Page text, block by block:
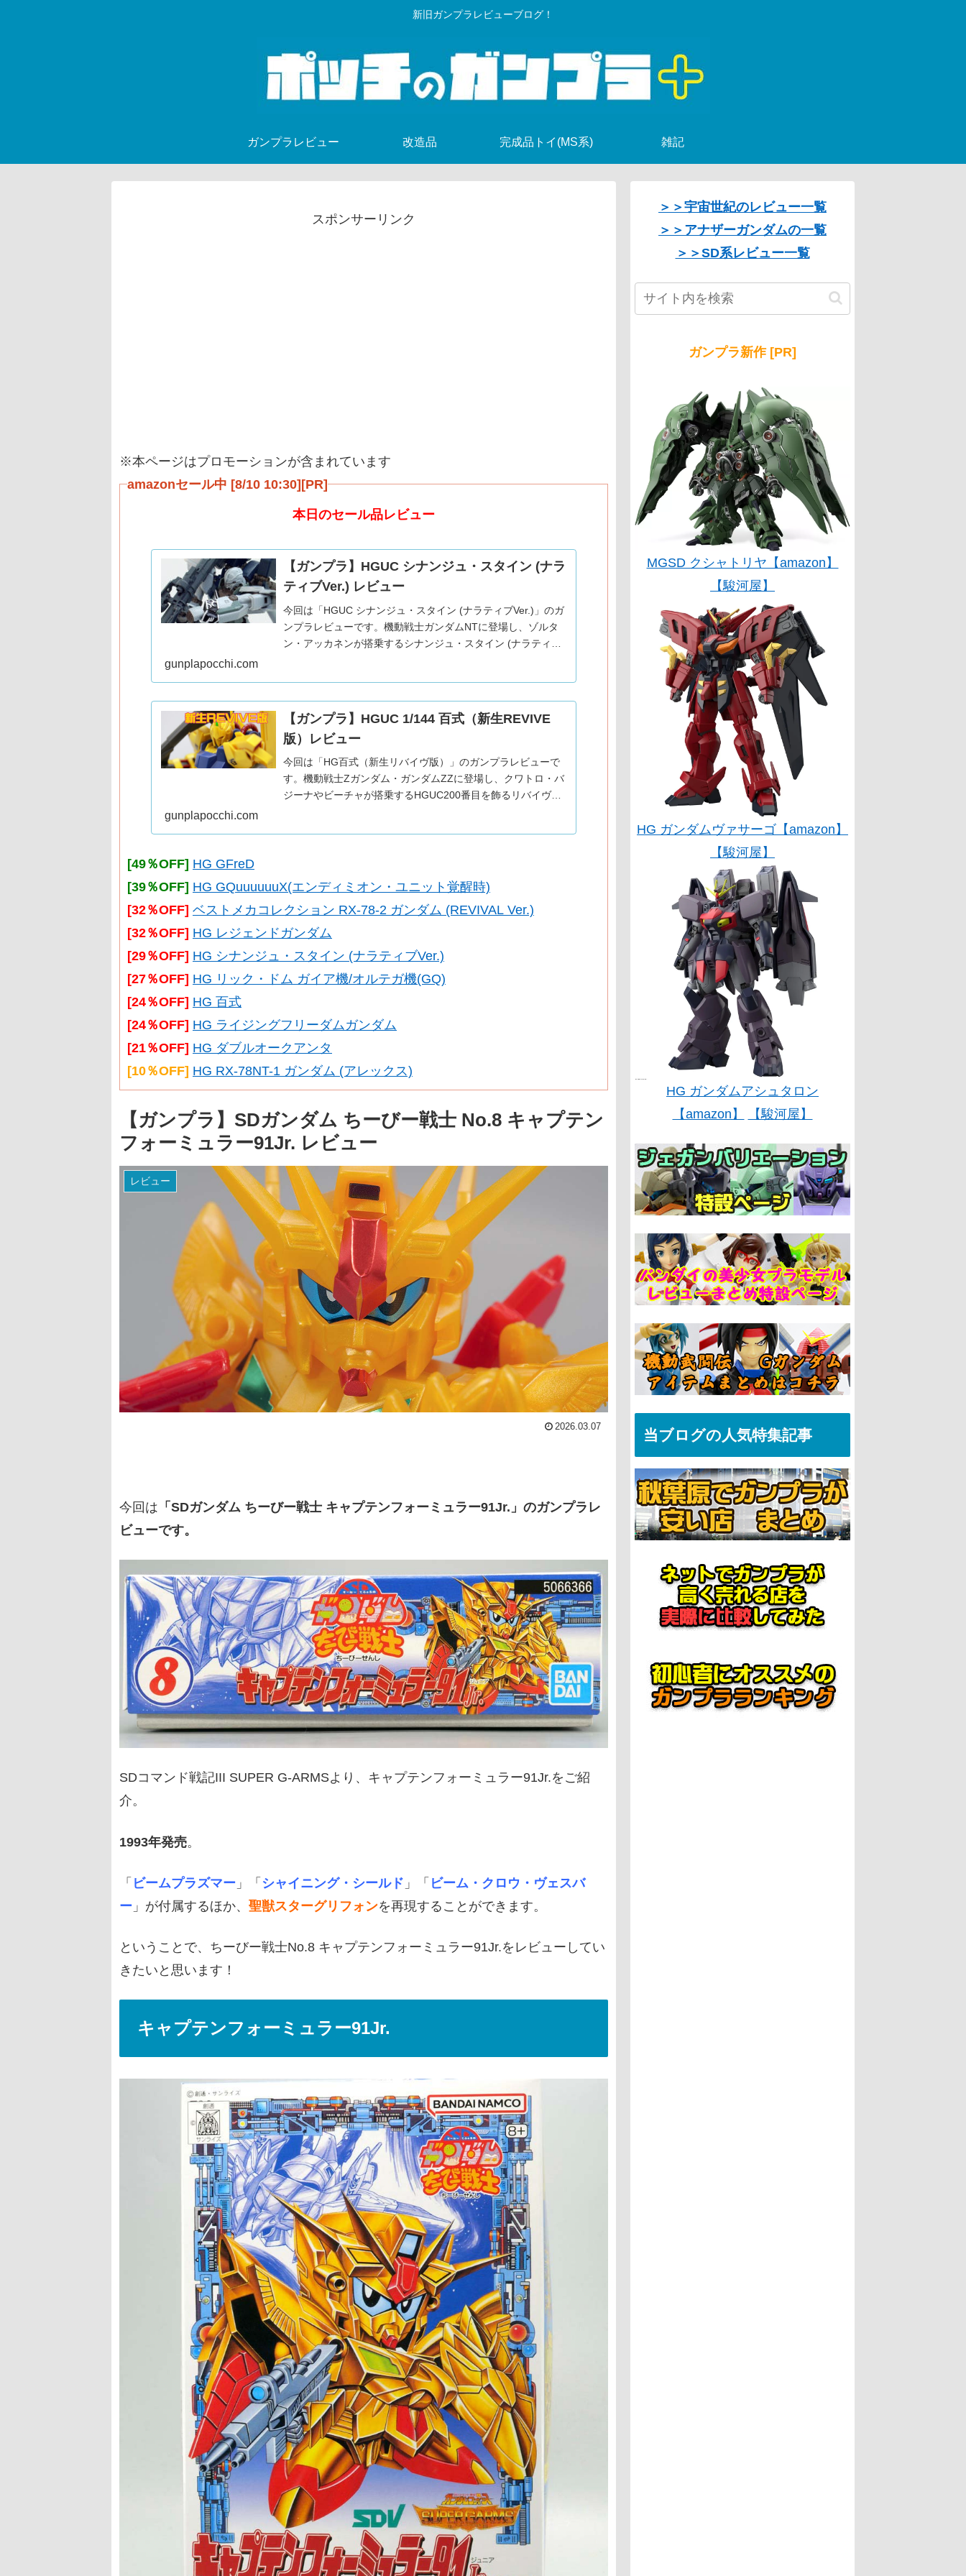
新旧ガンプラレビューブログ！
ガンプラレビュー 改造品 完成品トイ(MS系) 雑記
スポンサーリンク
※本ページはプロモーションが含まれています
amazonセール中 [8/10 10:30][PR]
本日のセール品レビュー
【ガンプラ】HGUC シナンジュ・スタイン (ナラ
ティブVer.) レビュー
今回は「HGUC シナンジュ・スタイン (ナラティブVer.)」のガ
ンプラレビューです。機動戦士ガンダムNTに登場し、ゾルタ
ン・アッカネンが搭乗するシナンジュ・スタイン (ナラティブ
gunplapocchi.com
【ガンプラ】HGUC 1/144 百式（新生REVIVE
版）レビュー
今回は「HG百式（新生リバイヴ版）」のガンプラレビューで
す。機動戦士Zガンダム・ガンダムZZに登場し、クワトロ・バ
ジーナやビーチャが搭乗するHGUC200番目を飾るリバイヴ版
gunplapocchi.com
[49％OFF] HG GFreD
[39％OFF] HG GQuuuuuuX(エンディミオン・ユニット覚醒時)
[32％OFF] ベストメカコレクション RX-78-2 ガンダム (REVIVAL Ver.)
[32％OFF] HG レジェンドガンダム
[29％OFF] HG シナンジュ・スタイン (ナラティブVer.)
[27％OFF] HG リック・ドム ガイア機/オルテガ機(GQ)
[24％OFF] HG 百式
[24％OFF] HG ライジングフリーダムガンダム
[21％OFF] HG ダブルオークアンタ
[10％OFF] HG RX-78NT-1 ガンダム (アレックス)
【ガンプラ】SDガンダム ちーびー戦士 No.8 キャプテン
フォーミュラー91Jr. レビュー
レビュー
2026.03.07
今回は 「SDガンダム ちーびー戦士 キャプテンフォーミュラー91Jr.」のガンプラレ
ビューです。
SDコマンド戦記III SUPER G-ARMSより、キャプテンフォーミュラー91Jr.をご紹
介。
1993年発売。
「 ビームプラズマー 」「 シャイニング・シールド 」「 ビーム・クロウ・ヴェスバ
ー 」が付属するほか、 聖獣スターグリフォンを再現することができます。
ということで、ちーびー戦士No.8 キャプテンフォーミュラー91Jr.をレビューしてい
きたいと思います！
キャプテンフォーミュラー91Jr.
＞＞宇宙世紀のレビュー一覧
＞＞アナザーガンダムの一覧
＞＞SD系レビュー一覧
ガンプラ新作 [PR]
MGSD クシャトリヤ【amazon】
【駿河屋】
HG ガンダムヴァサーゴ【amazon】
【駿河屋】
HG ガンダムアシュタロン
【amazon】
【駿河屋】
当ブログの人気特集記事